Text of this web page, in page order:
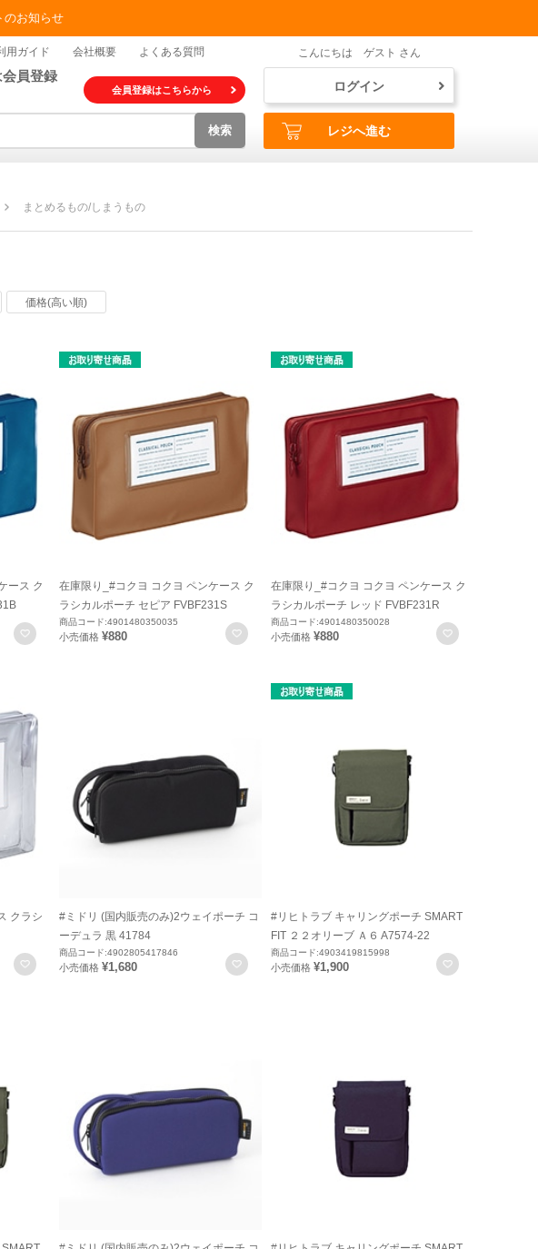
のお知らせ
用ガイド 会社概要 よくある質問
員登録
会員登録はこちらから
検索
こんにちは ゲスト さん
ログイン
レジへ進む
まとめるもの/しまうもの
価格(高い順)
ース ク
お気に入りに登録
在庫限り_#コクヨ コクヨ ペンケース ク
ラシカルポーチ セピア FVBF231S
商品コード:4901480350035
小売価格 ¥880 お気に入りに登録
在庫限り_#コクヨ コクヨ ペンケース ク
ラシカルポーチ レッド FVBF231R
商品コード:4901480350028
小売価格 ¥880
クラシ
お気に入りに登録
#ミドリ (国内販売のみ)2ウェイポーチ コ
ーデュラ 黒 41784
商品コード:4902805417846
小売価格 ¥1,680 お気に入りに登録
#リヒトラブ キャリングポーチ SMART
FIT ２２オリーブ Ａ６ A7574-22
商品コード:4903419815998
小売価格 ¥1,900